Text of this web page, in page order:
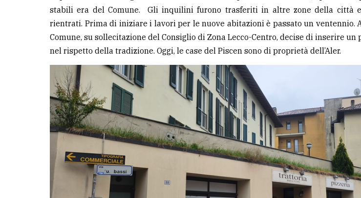
stabili era del Comune. Gli inquilini furono trasferiti in altre zone della città
rientrati. Prima di iniziare i lavori per le nuove abitazioni è passato un ventennio.
Comune, su sollecitazione del Consiglio di Zona Lecco-Centro, decise di inserire
nel rispetto della tradizione. Oggi, le case del Piscen sono di proprietà dell’Aler.